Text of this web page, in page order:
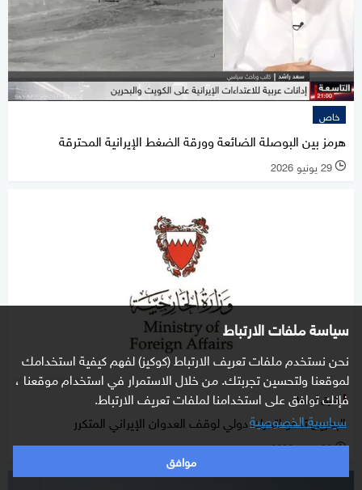
سياسة ملفات الارتباط
نحن نستخدم ملفات تعريف الارتباط (كوكيز) لفهم كيفية استخدامك
لموقعنا ولتحسين تجربتك. من خلال الاستمرار في استخدام موقعنا ،
فإنك توافق على استخدامنا لملفات تعريف الارتباط.
سياسية الخصوصية
موافق
خاص
هرمز بين البوصلة الضائعة وورقة الضغط الإيرانية المحترقة
l 29 يونيو 2026
شرق أوسط
البحرين تدعو لتحرك دولي لوقف العدوان الإيراني المتكرر
l 28 يونيو 2026